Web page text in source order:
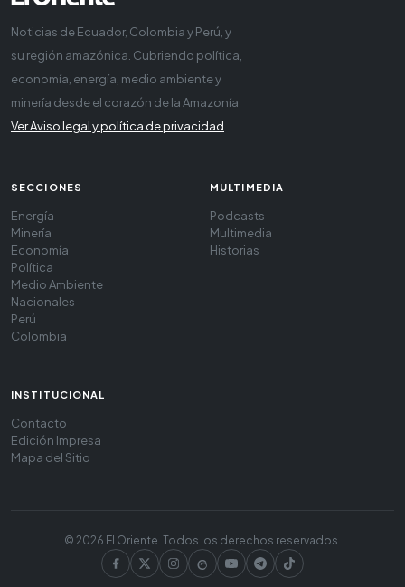
Noticias de Ecuador, Colombia y Perú, y
su región amazónica. Cubriendo política,
economía, energía, medio ambiente y
minería desde el corazón de la Amazonía
Ver Aviso legal y política de privacidad
SECCIONES
Energía
Minería
Economía
Política
Medio Ambiente
Nacionales
Perú
Colombia
MULTIMEDIA
Podcasts
Multimedia
Historias
INSTITUCIONAL
Contacto
Edición Impresa
Mapa del Sitio
© 2026 El Oriente. Todos los derechos reservados.